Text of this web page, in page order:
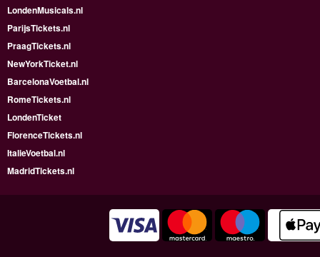
LondenMusicals.nl
ParijsTickets.nl
PraagTickets.nl
NewYorkTicket.nl
BarcelonaVoetbal.nl
RomeTickets.nl
LondenTicket
FlorenceTickets.nl
ItalieVoetbal.nl
MadridTickets.nl